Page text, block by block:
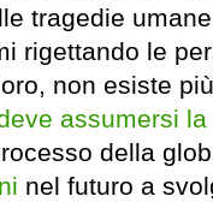
tragedie
rigettando le
non esiste
assumersi
della
nel futuro a